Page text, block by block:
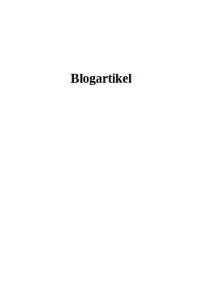
Blogartikel